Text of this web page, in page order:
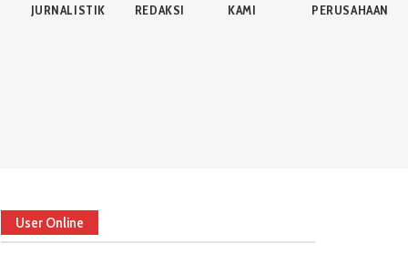
JURNALISTIK
REDAKSI
KAMI
PERUSAHAAN
User Online